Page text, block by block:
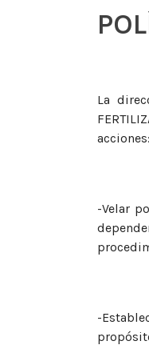
La
acciones:
-Velar
-